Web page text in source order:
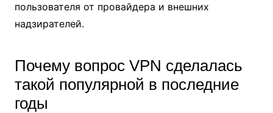
пользователя от провайдера и внешних
надзирателей.
Почему вопрос VPN сделалась
такой популярной в последние
годы